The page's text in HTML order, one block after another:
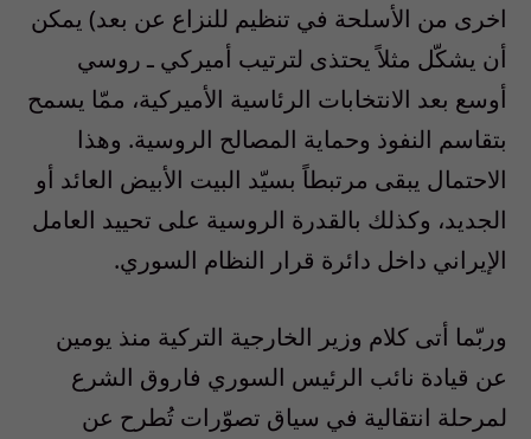
اخرى من الأسلحة في تنظيم للنزاع عن بعد) يمكن
أن يشكّل مثلاً يحتذى لترتيب أميركي ـ روسي
أوسع بعد الانتخابات الرئاسية الأميركية، ممّا يسمح
بتقاسم النفوذ وحماية المصالح الروسية. وهذا
الاحتمال يبقى مرتبطاً بسيّد البيت الأبيض العائد أو
الجديد، وكذلك بالقدرة الروسية على تحييد العامل
الإيراني داخل دائرة قرار النظام السوري.
وربّما أتى كلام وزير الخارجية التركية منذ يومين
عن قيادة نائب الرئيس السوري فاروق الشرع
لمرحلة انتقالية في سياق تصوّرات تُطرح عن